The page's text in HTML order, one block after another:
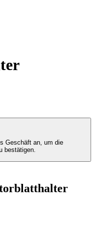
Geschäft an, um die
bestätigen.